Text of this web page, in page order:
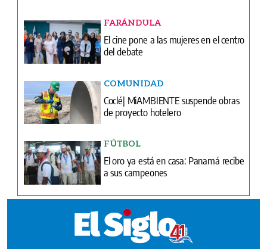
FARÁNDULA
El cine pone a las mujeres en el centro
del debate
COMUNIDAD
Coclé| MiAMBIENTE suspende obras
de proyecto hotelero
FÚTBOL
El oro ya está en casa: Panamá recibe
a sus campeones